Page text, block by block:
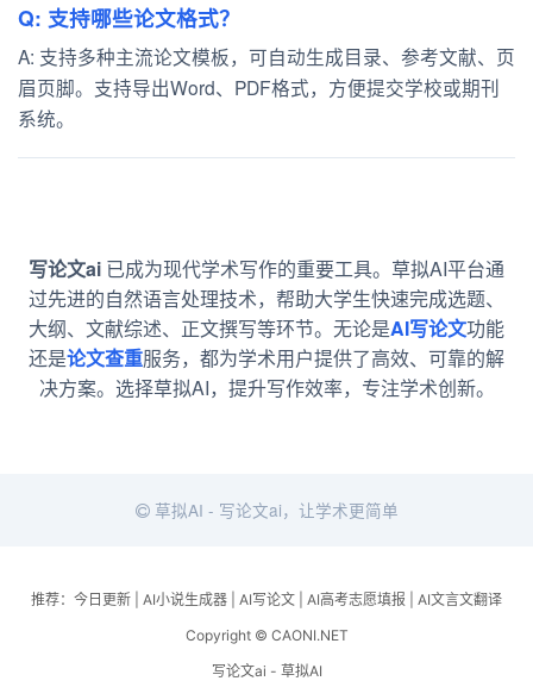
Q: 支持哪些论文格式？
A: 支持多种主流论文模板，可自动生成目录、参考文献、页
眉页脚。支持导出Word、PDF格式，方便提交学校或期刊
系统。
写论文ai 已成为现代学术写作的重要工具。草拟AI平台通
过先进的自然语言处理技术，帮助大学生快速完成选题、
大纲、文献综述、正文撰写等环节。无论是AI写论文功能
还是论文查重服务，都为学术用户提供了高效、可靠的解
决方案。选择草拟AI，提升写作效率，专注学术创新。
草拟AI - 写论文ai，让学术更简单
推荐： 今日更新 AI小说生成器 AI写论文 AI高考志愿填报
AI文言文翻译
Copyright © CAONI.NET
写论文ai - 草拟AI